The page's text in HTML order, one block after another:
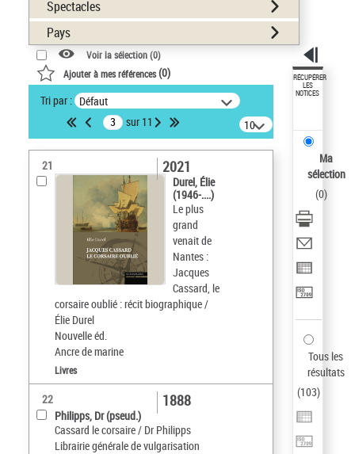
Spectacles
Pays
Voir la sélection (0)
Ajouter à mes références(0)
Tri par : Défaut
sur 11
10
résultats/page
21
Durel, Élie
(1946-....)
Le plus
grand
venait de
Nantes :
Jacques
Cassard, le
corsaire oublié : récit biographique /
Élie Durel
Nouvelle éd.
Ancre de marine
2021
Livres
22
Philipps, Dr (pseud.)
Cassard le corsaire / Dr Philipps
Librairie générale de vulgarisation
1888
RÉCUPÉRER
LES
NOTICES
Ma
sélection
(0)
Tous les
résultats
(103)